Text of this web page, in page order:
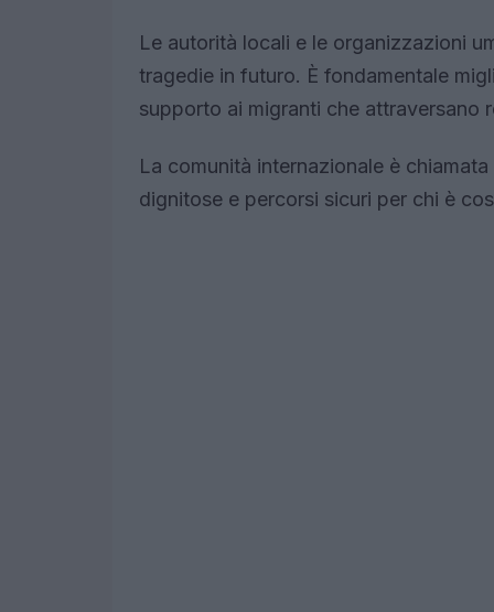
Le autorità locali e le organizzazioni
tragedie in futuro. È fondamentale
supporto ai migranti che attraversano
La comunità internazionale è
dignitose e percorsi sicuri per chi è